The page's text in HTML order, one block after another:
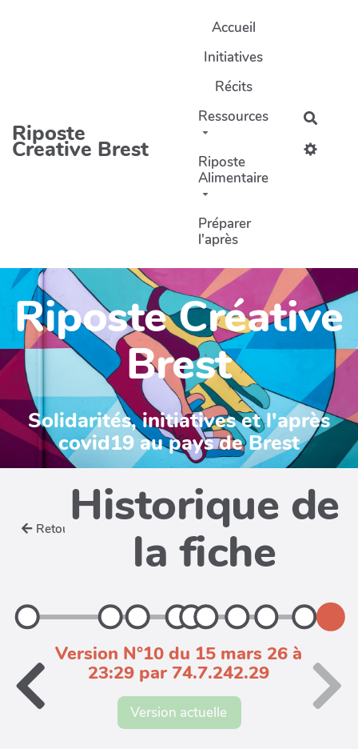
Riposte
Creative Brest
Accueil
Initiatives
Récits
Ressources
Riposte
Alimentaire
Préparer
l'après
Riposte Créative
Brest
Solidarités, initiatives et l'après
covid19 au pays de Brest
Retour Historique de
la fiche
Version N°10 du 15 mars 26 à
23:29 par 74.7.242.29
Version actuelle